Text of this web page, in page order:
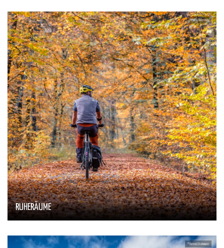
RUHERÄUME